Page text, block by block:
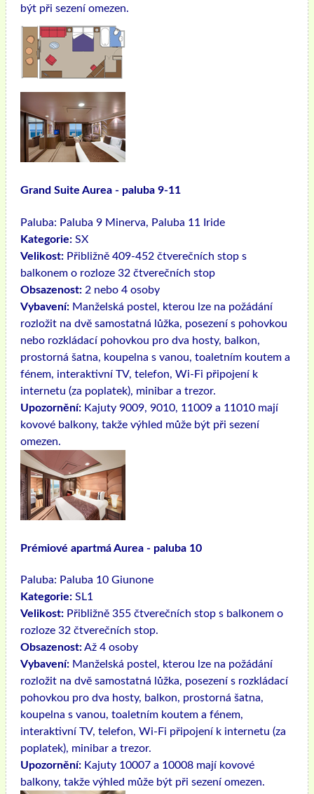
být při sezení omezen.
Grand Suite Aurea - paluba 9-11
Paluba: Paluba 9 Minerva, Paluba 11 Iride
Kategorie: SX
Velikost: Přibližně 409-452 čtverečních stop s
balkonem o rozloze 32 čtverečních stop
Obsazenost: 2 nebo 4 osoby
Vybavení: Manželská postel, kterou lze na požádání
rozložit na dvě samostatná lůžka, posezení s pohovkou
nebo rozkládací pohovkou pro dva hosty, balkon,
prostorná šatna, koupelna s vanou, toaletním koutem a
fénem, ​​interaktivní TV, telefon, Wi-Fi připojení k
internetu (za poplatek), minibar a trezor.
Upozornění: Kajuty 9009, 9010, 11009 a 11010 mají
kovové balkony, takže výhled může být při sezení
omezen.
Prémiové apartmá Aurea - paluba 10
Paluba: Paluba 10 Giunone
Kategorie: SL1
Velikost: Přibližně 355 čtverečních stop s balkonem o
rozloze 32 čtverečních stop.
Obsazenost:Až 4 osoby
Vybavení: Manželská postel, kterou lze na požádání
rozložit na dvě samostatná lůžka, posezení s rozkládací
pohovkou pro dva hosty, balkon, prostorná šatna,
koupelna s vanou, toaletním koutem a fénem, ​​
interaktivní TV, telefon, Wi-Fi připojení k internetu (za
poplatek), minibar a trezor.
Upozornění: Kajuty 10007 a 10008 mají kovové
balkony, takže výhled může být při sezení omezen.